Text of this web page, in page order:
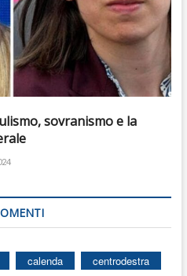
sovranismo e la
calenda
centrodestra